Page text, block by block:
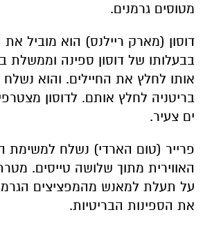
מטוסים גרמנים.
דוסון (מארק ריילנס) הוא מוביל את
בבעלותו של דוסון ספינה וממשלת
אותו לחלץ את החיילים. והוא
בריטניה לחלץ אותם. לדוסון
ים צעיר.
פרייר (טום הארדי) נשלח למשימת
האווירית מתוך שלושה טייסים.
על תעלת למאנש מהמפציצים
את הספינות הבריטיות.